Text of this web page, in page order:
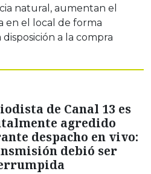
natural, aumentan el
en el local de forma
a la compra
de Canal 13 es
agredido
despacho en vivo:
debió ser